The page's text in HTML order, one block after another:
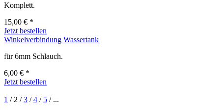
Komplett.
15,00 € *
Jetzt bestellen
Winkelverbindung Wassertank
für 6mm Schlauch.
6,00 € *
Jetzt bestellen
1 / 2 /3 /4 / 5 / ...